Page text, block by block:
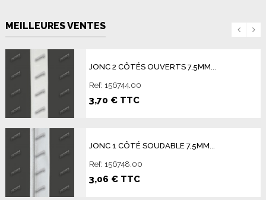
MEILLEURES VENTES
JONC 2 CÔTÉS OUVERTS 7,5MM...
Ref: 156744.00
3,70 € TTC
JONC 1 CÔTÉ SOUDABLE 7,5MM...
Ref: 156748.00
3,06 € TTC